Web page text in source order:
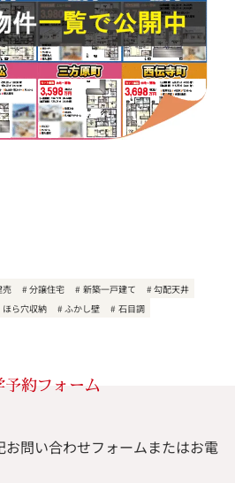
売 分譲住宅 新築一戸建て
勾配天井
ほら穴収納 ふかし壁 石目調
予約フォーム
問い合わせフォームまたはお電